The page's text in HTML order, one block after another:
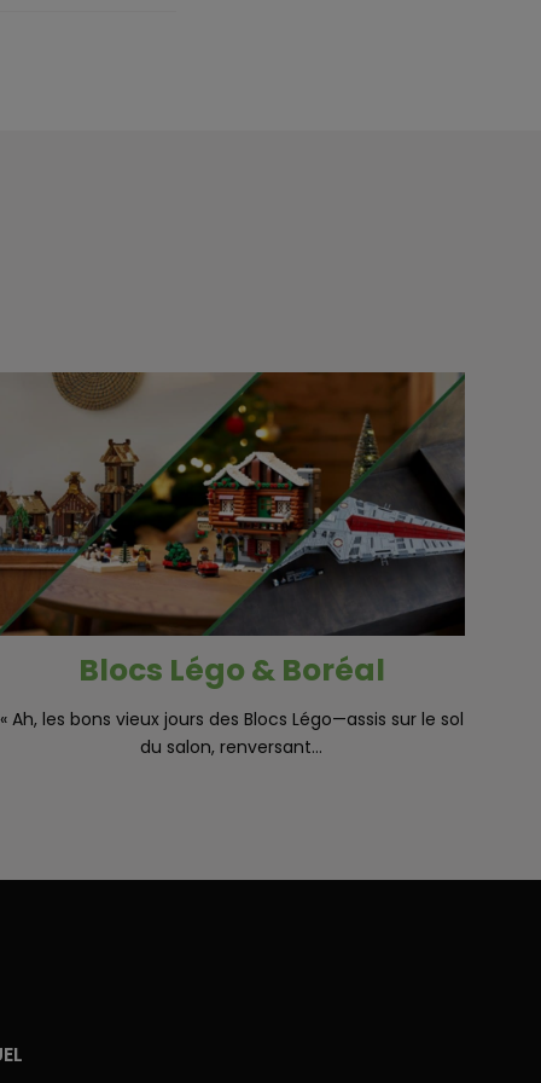
Blocs Légo & Boréal
« Ah, les bons vieux jours des Blocs Légo—assis sur le sol
du salon, renversant...